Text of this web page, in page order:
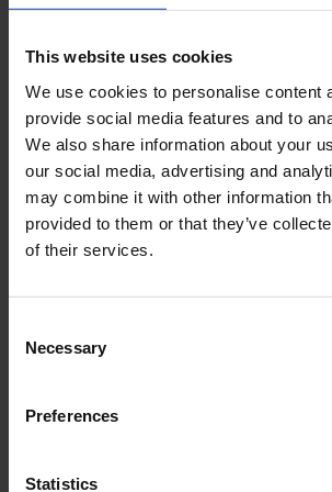
This website uses cookies
We use cookies to personalise content
provide social media features and to
We also share information about your
our social media, advertising and
may combine it with other information
provided to them or that they’ve
of their services.
Necessary
Preferences
Statistics
Kedjeskydd Zundapp
KS50 77-83
ZUR011-05-45-201
359